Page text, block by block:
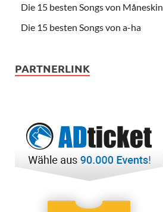
Die 15 besten Songs von Måneskin
Die 15 besten Songs von a-ha
PARTNERLINK